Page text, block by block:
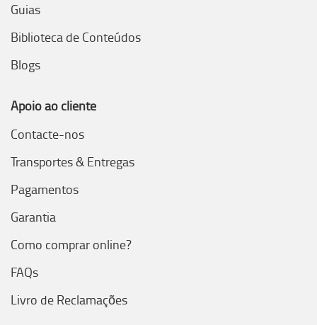
Guias
Biblioteca de Conteúdos
Blogs
Apoio ao cliente
Contacte-nos
Transportes & Entregas
Pagamentos
Garantia
Como comprar online?
FAQs
Livro de Reclamações